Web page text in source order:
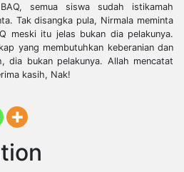
semua siswa sudah istikamah
Tak disangka pula, Nirmala meminta
meski itu jelas bukan dia pelakunya.
yang membutuhkan keberanian dan
dia bukan pelakunya. Allah mencatat
kasih, Nak!